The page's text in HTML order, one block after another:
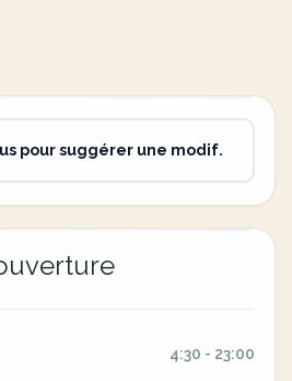
pour suggérer une modif.
4:30 - 23:00